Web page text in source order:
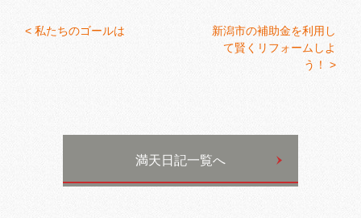
< 私たちのゴールは
新潟市の補助金を利用し
て賢くリフォームしよ
う！ >
満天日記一覧へ